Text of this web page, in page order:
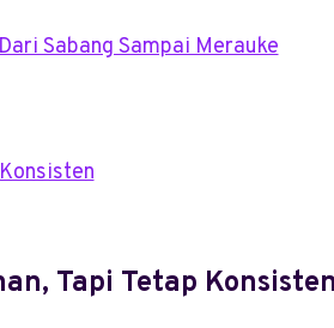
Sabang Sampai Merauke
Tapi Tetap Konsisten